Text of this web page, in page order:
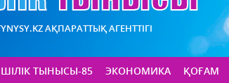
АҚПАРАТТЫҚ АГЕНТТІГІ
ТЫНЫСЫ-85 ЭКОНОМИКА ҚОҒАМ